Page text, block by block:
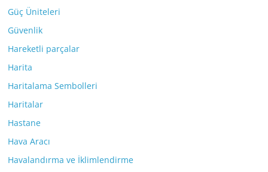
Güç Üniteleri
Güvenlik
Hareketli parçalar
Harita
Haritalama Sembolleri
Haritalar
Hastane
Hava Aracı
Havalandırma ve İklimlendirme